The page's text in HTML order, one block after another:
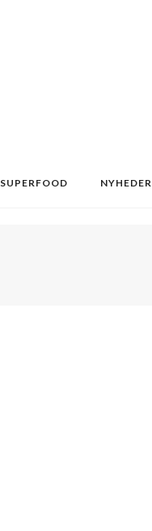
SUPERFOOD NYHEDER